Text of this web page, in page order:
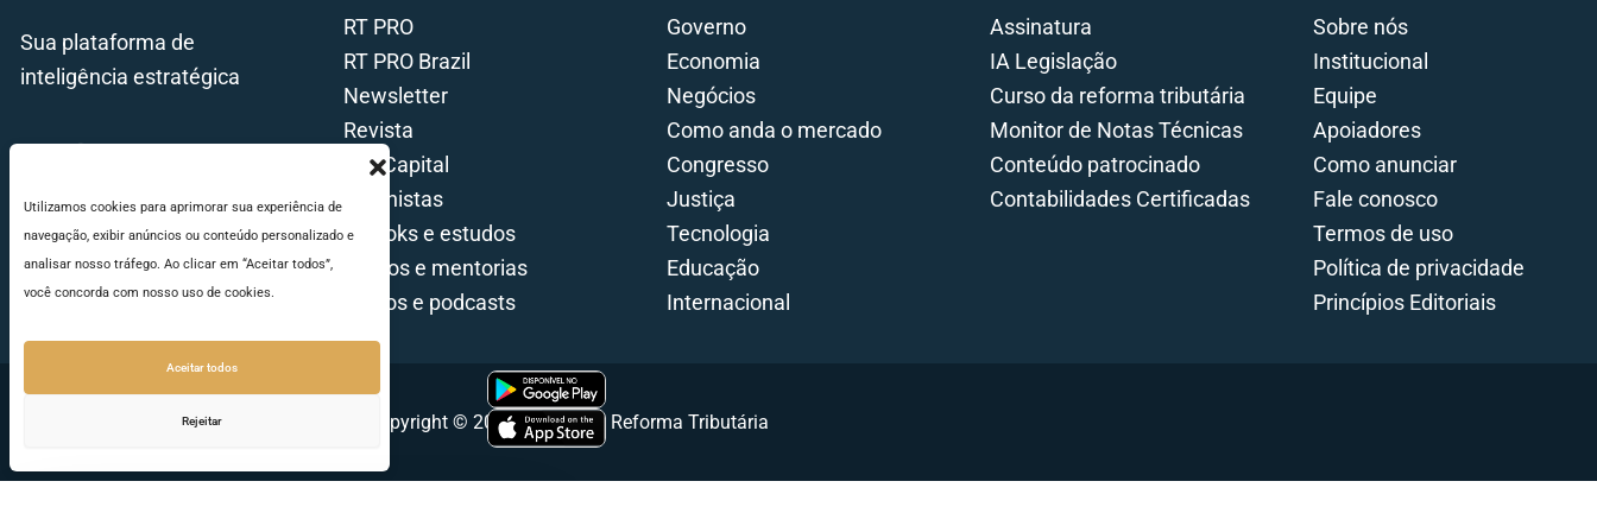
Utilizamos cookies para aprimorar sua experiência de
navegação, exibir anúncios ou conteúdo personalizado e
analisar nosso tráfego. Ao clicar em “Aceitar todos”,
você concorda com nosso uso de cookies.
Aceitar todos
Rejeitar
Sua plataforma de
inteligência estratégica
RT PRO
RT PRO Brazil
Newsletter
Revista
Tax Capital
Colunistas
E-books e estudos
Cursos e mentorias
Vídeos e podcasts
Governo
Economia
Negócios
Como anda o mercado
Congresso
Justiça
Tecnologia
Educação
Internacional
Assinatura
IA Legislação
Curso da reforma tributária
Monitor de Notas Técnicas
Conteúdo patrocinado
Contabilidades Certificadas
Sobre nós
Institucional
Equipe
Apoiadores
Como anunciar
Fale conosco
Termos de uso
Política de privacidade
Princípios Editoriais
Copyright © 2026 - Portal da Reforma Tributária